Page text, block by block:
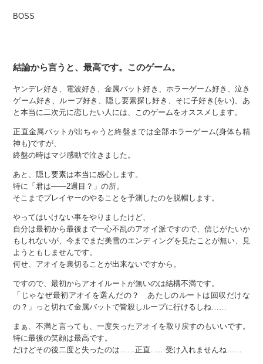
BOSS
結論から言うと、最高です。このゲーム。
ヤンデレ好き、電波好き、金属バット好き、ホラーゲーム好き、泣き
ゲーム好き、ループ好き、隠し要素探し好き、そに子好き(をい)、あ
と本当に二次元に恋したい人には、このゲームをオススメします。
正直金属バットが出ちゃうと終盤までは全部ホラーゲーム(身体も精
神も)ですが、
終盤の時はマジ感動で泣きました。
あと、隠し要素は本当に感心します。
特に「君は——2週目？」の所。
そこまでプレイヤーのやることを予測したのを脱帽します。
やってはいけない事をやりましたけど、
自分は最初から最後まで一心不乱のアオイ派ですので、信じがたいか
もしれないが、今までまだ美雪のエンディングを見たことが無い、見
ようともしませんです。
何せ、アオイを裏切ることが出来ないですから。
ですので、最初からアオイルートが無いのは結構不満です。
「じゃなぜ最初アオイを選んだの？ あたしのルートは回収だけな
の？」っと切れて金属バットで皆殺しループに行けるしね……
まぁ、不満と言っても、一度失ったアオイを取り戻すのもいいです。
特に最後の笑顔は最高です。
だけどその後二度と失ったのは……正直……受け入れませんね……